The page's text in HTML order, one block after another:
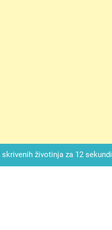
životinja za 12 sekundi
izgleda još nismo stigli